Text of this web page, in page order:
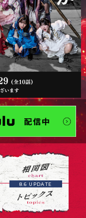
8.6 UPDATE